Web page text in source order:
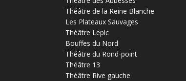
Théâtre de la Reine Blanche
Les Plateaux Sauvages
Théâtre Lepic
Bouffes du Nord
Théâtre du Rond-point
Théâtre 13
Théâtre Rive gauche